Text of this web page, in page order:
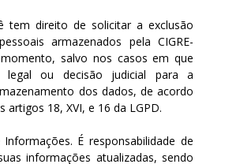
tem direito de solicitar a exclusão
armazenados pela CIGRE-
salvo nos casos em que
legal ou decisão judicial para a
dos dados, de acordo
18, XVI, e 16 da LGPD.
É responsabilidade de
informações atualizadas, sendo